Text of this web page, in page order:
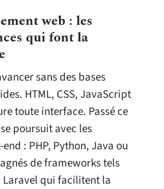
web : les
qui font la
sans des bases
HTML, CSS, JavaScript
toute interface. Passé ce
poursuit avec les
: PHP, Python, Java ou
de frameworks tels
Laravel qui facilitent la